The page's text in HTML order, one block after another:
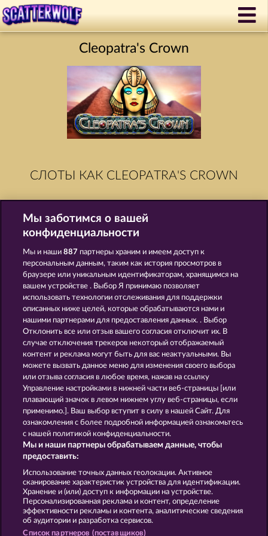
Cleopatra's Crown
СЛОТЫ КАК CLEOPATRA'S CROWN
JACK POTTER & THE BOOK OF DYNASTIES 6 PHARAOS RICHES
RAMSES BOOK LUCKY PHARAOH WILD
Правила КОНФИДЕНЦИАЛЬНОСТЬ
О компании Компания
Отправить Запрос об Отказе
Мы заботимся о вашей
конфиденциальности
Мы и наши887 партнеры храним и имеем доступ к
персональным данным, таким как история просмотров в
браузере или уникальным идентификаторам, хранящимся на
вашем устройстве . Выбор Я принимаю позволяет
использовать технологии отслеживания для поддержки
описанных ниже целей, которые обрабатываются нами и
нашими партнерами для предоставления данных. . Выбор
Отклонить все или отзыв вашего согласия отключит их. В
случае отключения трекеров некоторый отображаемый
контент и реклама могут быть для вас неактуальными. Вы
можете вызвать данное меню для изменения своего выбора
или отзыва согласия в любое время, нажав на ссылку
Управление настройками в нижней части веб-страницы [или
плавающий значок в левом нижнем углу веб-страницы, если
применимо.]. Ваш выбор вступит в силу в нашей Сайт. Для
ознакомления с более подробной информацией ознакомьтесь
с нашей политикой конфиденциальности.
Мы и наши партнеры обрабатываем данные, чтобы
предоставить:
Использование точных данных геолокации. Активное
сканирование характеристик устройства для идентификации.
Хранение и (или) доступ к информации на устройстве.
Персонализированная реклама и контент, определение
эффективности рекламы и контента, аналитические сведения
об аудитории и разработка сервисов.
Список партнеров (поставщиков)